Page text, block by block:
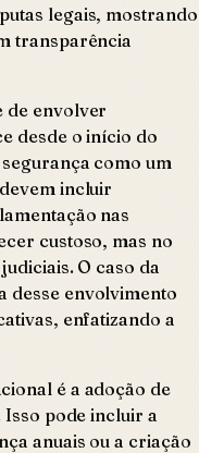
legais, mostrando
transparência
de envolver
desde o início do
como um
incluir
nas
custoso, mas no
O caso da
desse envolvimento
enfatizando a
é a adoção de
pode incluir a
anuais ou a criação